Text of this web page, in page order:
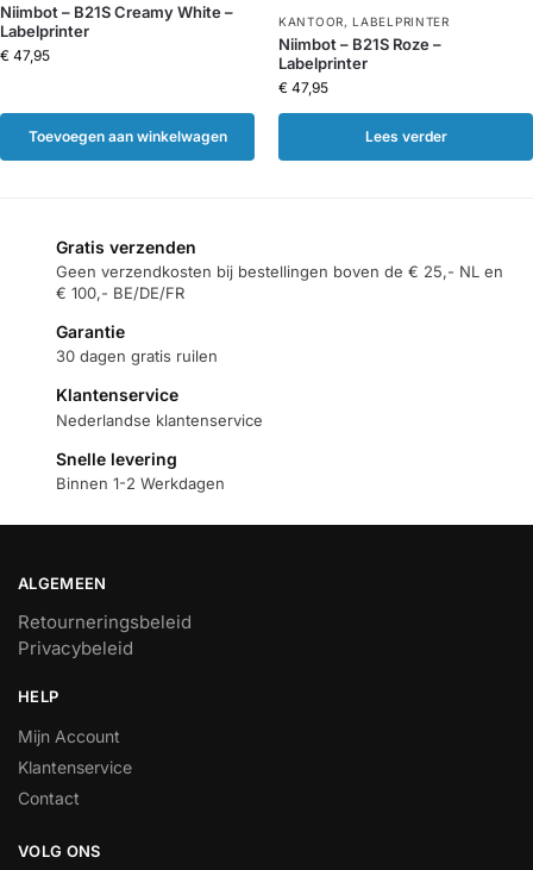
Niimbot – B21S Creamy White –
Labelprinter
€ 47,95
Toevoegen aan winkelwagen
KANTOOR,LABELPRINTER
Niimbot – B21S Roze –
Labelprinter
€ 47,95
Lees verder
Gratis verzenden
Geen verzendkosten bij bestellingen boven de € 25,- NL en
€ 100,- BE/DE/FR
Garantie
30 dagen gratis ruilen
Klantenservice
Nederlandse klantenservice
Snelle levering
Binnen 1-2 Werkdagen
ALGEMEEN
Retourneringsbeleid
Privacybeleid
HELP
Mijn Account
Klantenservice
Contact
VOLG ONS